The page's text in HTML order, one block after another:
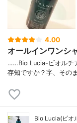
4.00
オールインワンシ
……⁡Bio Lucia⁡⁡-ビオルチ
存知ですか？⁡⁡⁡⁡字、その
Bio Lucia(ビオ